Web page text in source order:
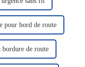
pour bord de route
bordure de route